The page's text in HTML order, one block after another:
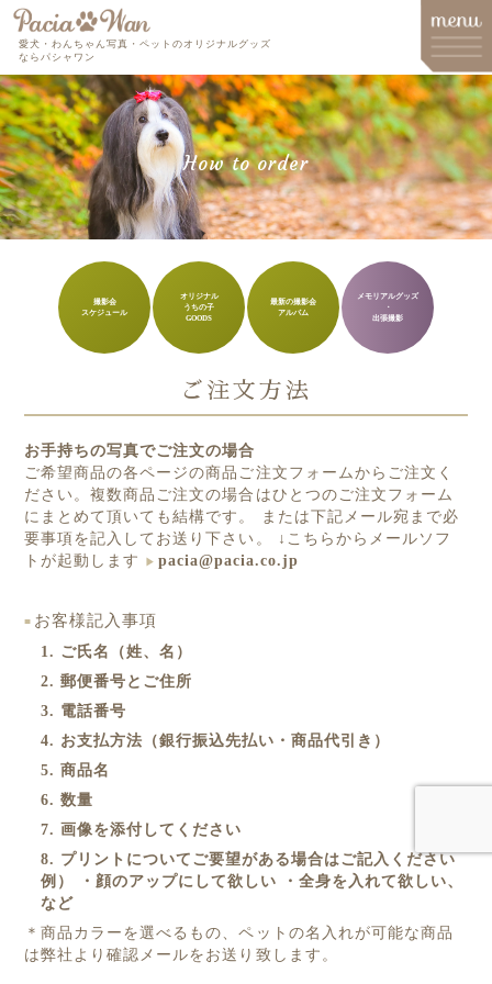
愛犬・わんちゃん写真・ペットのオリジナルグッズ
ならパシャワン
How to order
撮影会
スケジュール
オリジナル
うちの子
GOODS
最新の撮影会
アルバム
メモリアルグッズ
・
出張撮影
ご注文方法
お手持ちの写真でご注文の場合
ご希望商品の各ページの商品ご注文フォームからご注文く
ださい。複数商品ご注文の場合はひとつのご注文フォーム
にまとめて頂いても結構です。 または下記メール宛まで必
要事項を記入してお送り下さい。 ↓こちらからメールソフ
トが起動します
pacia@pacia.co.jp
お客様記入事項
1. ご氏名（姓、名）
2. 郵便番号とご住所
3. 電話番号
4. お支払方法（銀行振込先払い・商品代引き）
5. 商品名
6. 数量
7. 画像を添付してください
8. プリントについてご要望がある場合はご記入ください
例） ・顔のアップにして欲しい ・全身を入れて欲しい、
など
＊商品カラーを選べるもの、ペットの名入れが可能な商品
は弊社より確認メールをお送り致します。
メインメニュー
Top
Goods
撮影会スケジュール
How to order
About
Contact
Staff blog
Privacy Policy
今月のパシャワン月間グランプリ
最新月撮影会アルバム
取扱商品一覧
日用雑貨＆文具
マグカップ
クリアファイル
眼鏡ケース
インテリア雑貨